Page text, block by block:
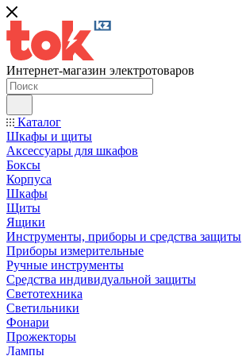
Интернет-магазин электротоваров
Каталог
Шкафы и щиты
Аксессуары для шкафов
Боксы
Корпуса
Шкафы
Щиты
Ящики
Инструменты, приборы и средства защиты
Приборы измерительные
Ручные инструменты
Средства индивидуальной защиты
Светотехника
Светильники
Фонари
Прожекторы
Лампы